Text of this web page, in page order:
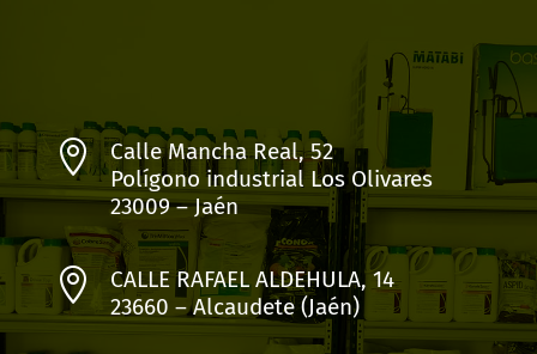

Calle Mancha Real, 52
Polígono industrial Los Olivares
23009 – Jaén

CALLE RAFAEL ALDEHULA, 14
23660 – Alcaudete (Jaén)